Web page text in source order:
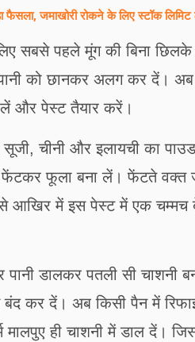
जमाखोरी रोकने के लिए स्टॉक लिमिट
सबसे पहले मूंग की बिना
को छानकर अलग कर दें।
और पेस्ट तैयार करें।
चीनी और इलायची का
फूला बना लें। फेंटते वक्त
आखिर में इस पेस्ट में एक
पानी डालकर पतली सी
बंद कर दें। अब किसी पैन में
मालपुए ही चाशनी में डाल दें।